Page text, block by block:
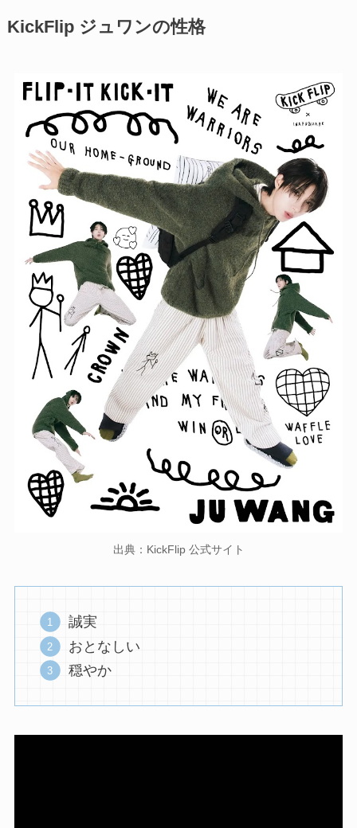
KickFlip ジュワンの性格
出典：KickFlip 公式サイト
誠実
おとなしい
穏やか